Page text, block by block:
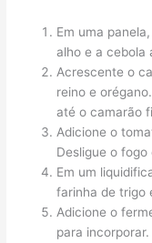
Em uma
alho e a cebola
Acrescente o
reino e
até o camarão
Adicione o
Desligue o fogo
Em um
farinha de trigo
Adicione o
para incorporar.